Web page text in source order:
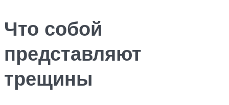
Что собой
представляют
трещины